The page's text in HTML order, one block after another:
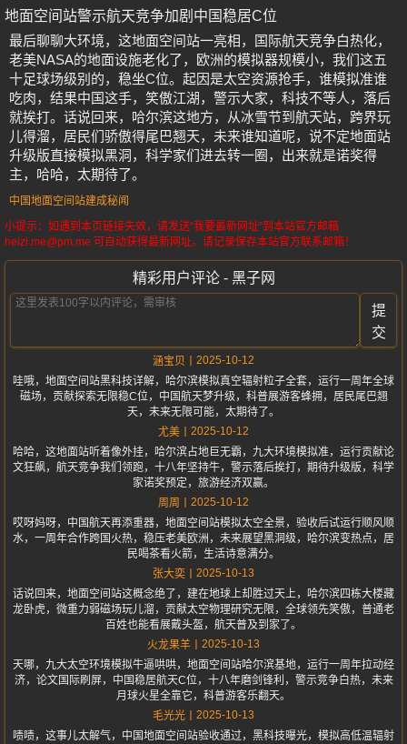
地面空间站警示航天竞争加剧中国稳居C位
最后聊聊大环境，这地面空间站一亮相，国际航天竞争白热化，
老美NASA的地面设施老化了，欧洲的模拟器规模小，我们这五
十足球场级别的，稳坐C位。起因是太空资源抢手，谁模拟准谁
吃肉，结果中国这手，笑傲江湖，警示大家，科技不等人，落后
就挨打。话说回来，哈尔滨这地方，从冰雪节到航天站，跨界玩
儿得溜，居民们骄傲得尾巴翘天，未来谁知道呢，说不定地面站
升级版直接模拟黑洞，科学家们进去转一圈，出来就是诺奖得
主，哈哈，太期待了。
中国地面空间站建成秘闻
小提示：如遇到本页链接失效，请发送“我要最新网址”到本站官方邮箱
heizi.me@pm.me 可自动获得最新网址。请记录保存本站官方联系邮箱！
精彩用户评论 - 黑子网
提
交
涵宝贝
2025-10-12
哇哦，地面空间站黑科技详解，哈尔滨模拟真空辐射粒子全套，运行一周年全球
磁场，贡献探索无限稳C位，中国航天梦升级，科普展游客蜂拥，居民尾巴翘
天，未来无限可能，太期待了。
尤美
2025-10-12
哈哈，这地面站听着像外挂，哈尔滨占地巨无霸，九大环境模拟准，运行贡献论
文狂飙，航天竞争我们领跑，十八年坚持牛，警示落后挨打，期待升级版，科学
家诺奖预定，旅游经济双赢。
周周
2025-10-12
哎呀妈呀，中国航天再添重器，地面空间站模拟太空全景，验收后试运行顺风顺
水，一周年合作跨国火热，稳压老美欧洲，未来展望黑洞级，哈尔滨变热点，居
民喝茶看火箭，生活诗意满分。
张大奕
2025-10-13
话说回来，地面空间站这概念绝了，建在地球上却胜过天上，哈尔滨四栋大楼藏
龙卧虎，微重力弱磁场玩儿溜，贡献太空物理研究无限，全球领先笑傲，普通老
百姓也能看展戴头盔，航天普及到家了。
火龙果羊
2025-10-13
天哪，九大太空环境模拟牛逼哄哄，地面空间站哈尔滨基地，运行一周年拉动经
济，论文国际刷屏，中国稳居航天C位，十八年磨剑锋利，警示竞争白热，未来
月球火星全靠它，科普游客乐翻天。
毛光光
2025-10-13
啧啧，这事儿太解气，中国地面空间站验收通过，黑科技曝光，模拟高低温辐射